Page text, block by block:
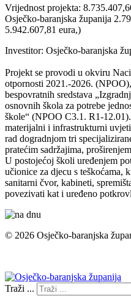
Vrijednost projekta:
Osječko-baranjska županija
5.942.607,81 eura,)
Investitor: Osječko-baranjska
Projekt se provodi u okviru
otpornosti 2021.-2026.
bespovratnih sredstava
osnovnih škola za potrebe
škole“ (NPOO C3.1. R1-
materijalni i infrastrukturni
rad dogradnjom tri
pratećim sadržajima,
U postojećoj školi uređenjem
učionice za djecu s teškoćama,
sanitarni čvor, kabineti,
povezivati kat i uređeno
© 2026 Osječko-baranjska
Traži ...